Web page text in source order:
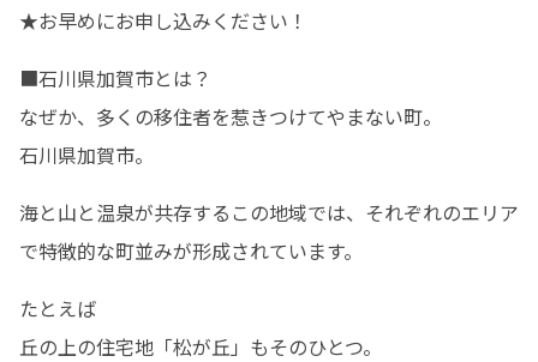
★お早めにお申し込みください！
■石川県加賀市とは？
なぜか、多くの移住者を惹きつけてやまない町。
石川県加賀市。
海と山と温泉が共存するこの地域では、それぞれのエリア
で特徴的な町並みが形成されています。
たとえば
丘の上の住宅地「松が丘」もそのひとつ。